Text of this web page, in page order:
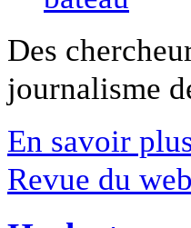
Des
journalisme
En savoir
Revue du web